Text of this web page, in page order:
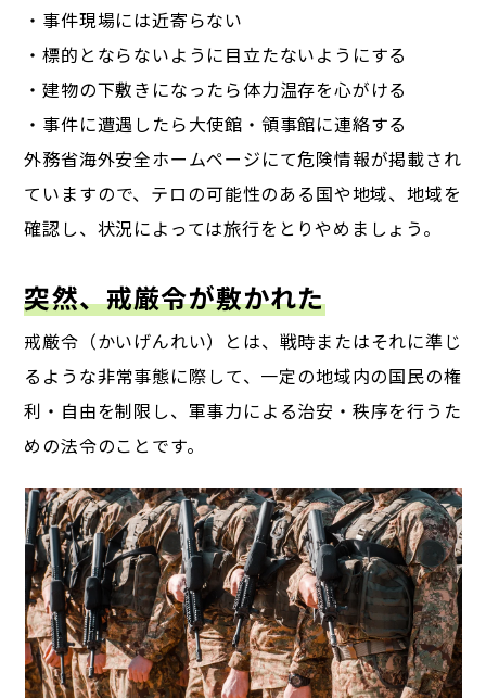
・事件現場には近寄らない
・標的とならないように目立たないようにする
・建物の下敷きになったら体力温存を心がける
・事件に遭遇したら大使館・領事館に連絡する
外務省海外安全ホームページにて危険情報が掲載され
ていますので、 テロの可能性のある国や地域、地域を
確認し、状況によっては旅行をとりやめましょう。
突然、戒厳令が敷かれた
戒厳令（かいげんれい）とは、戦時またはそれに準じ
るような非常事態に際して、 一定の地域内の国民の権
利・自由を制限し、軍事力による治安・秩序を行うた
めの法令のことです。